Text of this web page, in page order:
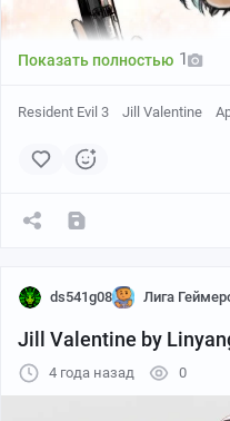
Показать полностью 1
Resident Evil 3 Jill Valentine
ds541g08 Лига
Jill Valentine by
4 года назад 0